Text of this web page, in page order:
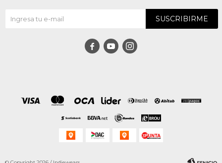
SUSCRIBIRME
  